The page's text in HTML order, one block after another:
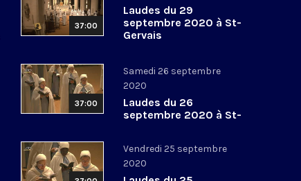
37:00
Laudes du 29
septembre 2020 à St-
Gervais
37:00
Samedi 26 septembre
2020
Laudes du 26
septembre 2020 à St-
Vendredi 25 septembre
2020